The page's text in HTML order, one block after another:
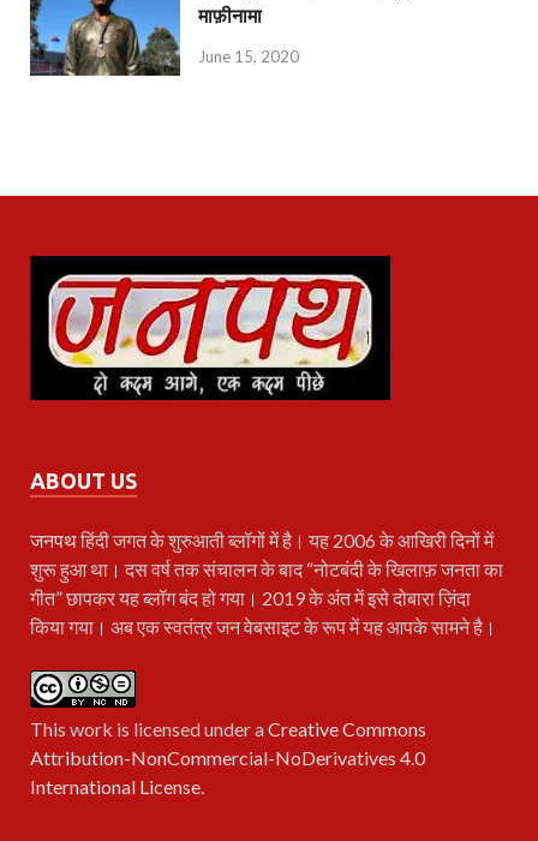
माफ़ीनामा
June 15, 2020
ABOUT US
जनपथहिंदी जगत के शुरुआती ब्लॉगों में है। यह 2006 के आखिरी दिनों में
शुरू हुआ था। दस वर्ष तक संचालन के बाद “नोटबंदी के खिलाफ़ जनता का
गीत” छापकर यह ब्लॉग बंद हो गया। 2019 के अंत में इसे दोबारा ज़िंदा
किया गया। अब एक स्वतंत्र जन वेबसाइट के रूप में यह आपके सामने है।
This work is licensed under aCreative Commons
Attribution-NonCommercial-NoDerivatives 4.0
International License.